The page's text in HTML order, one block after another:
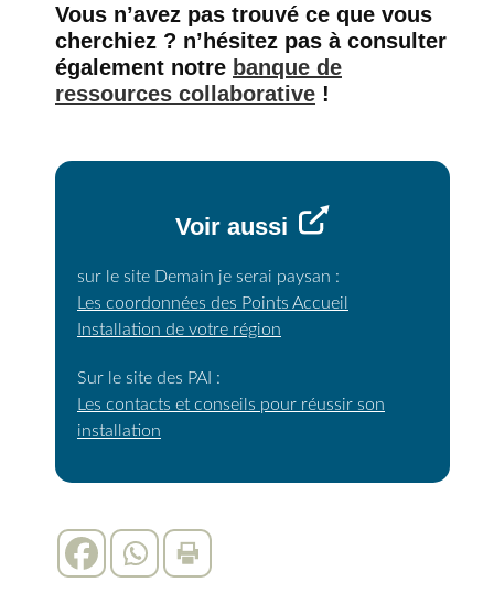
Vous n’avez pas trouvé ce que vous
cherchiez ? n’hésitez pas à consulter
également notre banque de
ressources collaborative !
Voir aussi
sur le site Demain je serai paysan :
Les coordonnées des Points Accueil
Installation de votre région
Sur le site des PAI :
Les contacts et conseils pour réussir son
installation